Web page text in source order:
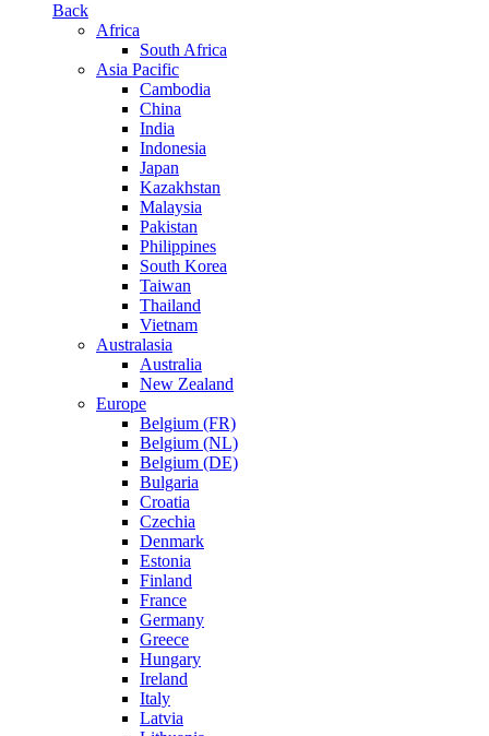
Back
Africa
South Africa
Asia Pacific
Cambodia
China
India
Indonesia
Japan
Kazakhstan
Malaysia
Pakistan
Philippines
South Korea
Taiwan
Thailand
Vietnam
Australasia
Australia
New Zealand
Europe
Belgium (FR)
Belgium (NL)
Belgium (DE)
Bulgaria
Croatia
Czechia
Denmark
Estonia
Finland
France
Germany
Greece
Hungary
Ireland
Italy
Latvia